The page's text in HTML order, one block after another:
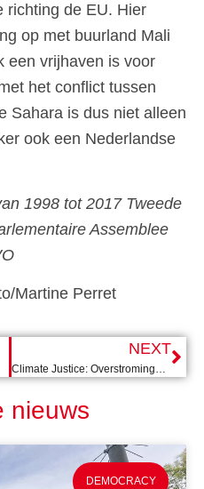
richting de EU. Hier
op met buurland Mali
een vrijhaven is voor
het conflict tussen
Sahara is dus niet alleen
ook een Nederlandse
1998 tot 2017 Tweede
Assemblee
Martine Perret
NEXT
Climate Justice: Overstromingen in Beira, Mozambique
nieuws
DEMOCRACY